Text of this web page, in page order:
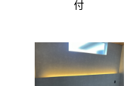
付